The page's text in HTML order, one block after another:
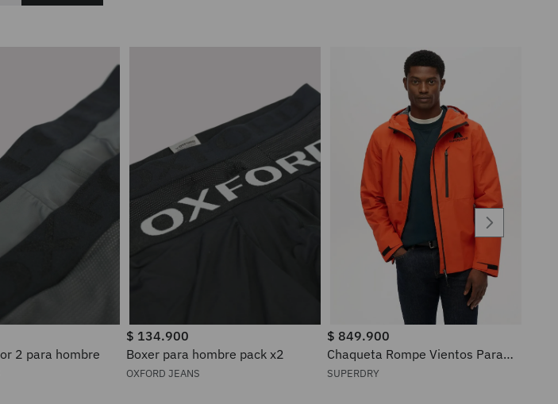
2 para hombre
$ 134.900
Boxer para hombre pack x2
OXFORD JEANS
$ 849.900
Chaqueta Rompe Vientos Para
Hombre Waterproof Superdry
SUPERDRY